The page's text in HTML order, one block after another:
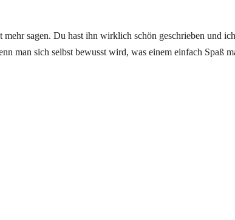
sagen. Du hast ihn wirklich schön geschrieben und
man sich selbst bewusst wird, was einem einfach Spaß